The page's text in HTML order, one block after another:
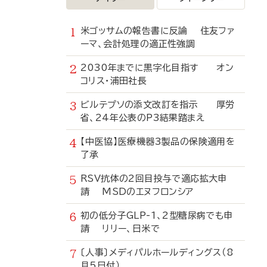
米ゴッサムの報告書に反論 住友ファ
ーマ、会計処理の適正性強調
2030年までに黒字化目指す オン
コリス・浦田社長
ビルテプソの添文改訂を指示 厚労
省、24年公表のP3結果踏まえ
【中医協】医療機器3製品の保険適用を
了承
RSV抗体の2回目投与で適応拡大申
請 MSDのエヌフロンシア
初の低分子GLP-1、2型糖尿病でも申
請 リリー、日米で
〔人事〕メディパルホールディングス（8